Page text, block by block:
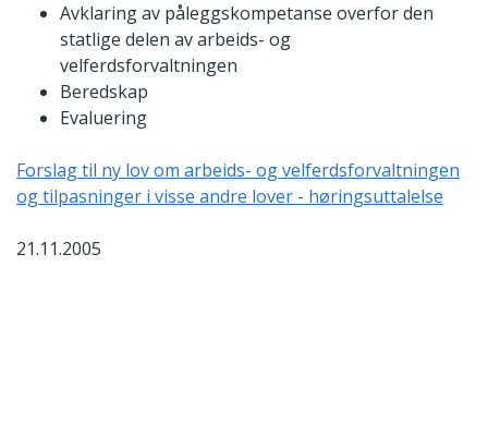
Avklaring av påleggskompetanse overfor den
statlige delen av arbeids- og
velferdsforvaltningen
Beredskap
Evaluering
Forslag til ny lov om arbeids- og velferdsforvaltningen
og tilpasninger i visse andre lover - høringsuttalelse
21.11.2005